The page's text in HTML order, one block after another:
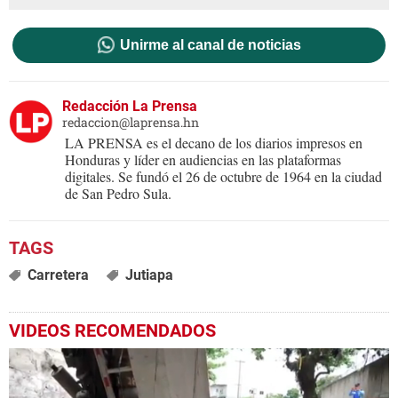
Unirme al canal de noticias
Redacción La Prensa
redaccion@laprensa.hn
LA PRENSA es el decano de los diarios impresos en
Honduras y líder en audiencias en las plataformas
digitales. Se fundó el 26 de octubre de 1964 en la ciudad
de San Pedro Sula.
Carretera Jutiapa
VIDEOS RECOMENDADOS